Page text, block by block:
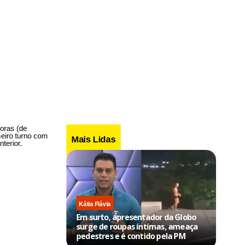
(de
turno com
Mais Lidas
Kátia Flávia
Em surto, apresentador da Globo
surge de roupas íntimas, ameaça
pedestres e é contido pela PM